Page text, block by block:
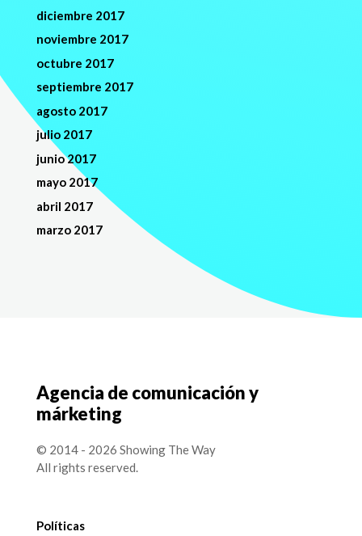
diciembre 2017
noviembre 2017
octubre 2017
septiembre 2017
agosto 2017
julio 2017
junio 2017
mayo 2017
abril 2017
marzo 2017
Agencia de comunicación y
márketing
© 2014 - 2026 Showing The Way
All rights reserved.
Políticas